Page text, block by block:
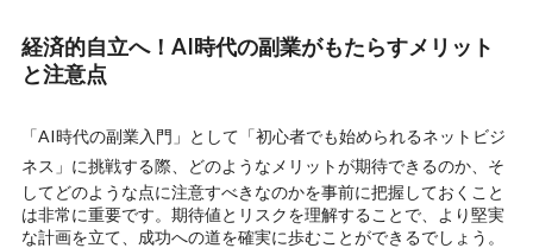
経済的自立へ！AI時代の副業がもたらすメリット
と注意点
「AI時代の副業入門」として 「初心者でも始められるネットビジ
ネス」 に挑戦する際、どのようなメリットが期待できるのか、そ
してどのような点に注意すべきなのかを事前に把握しておくこと
は非常に重要です。期待値とリスクを理解することで、より堅実
な計画を立て、成功への道を確実に歩むことができるでしょう。